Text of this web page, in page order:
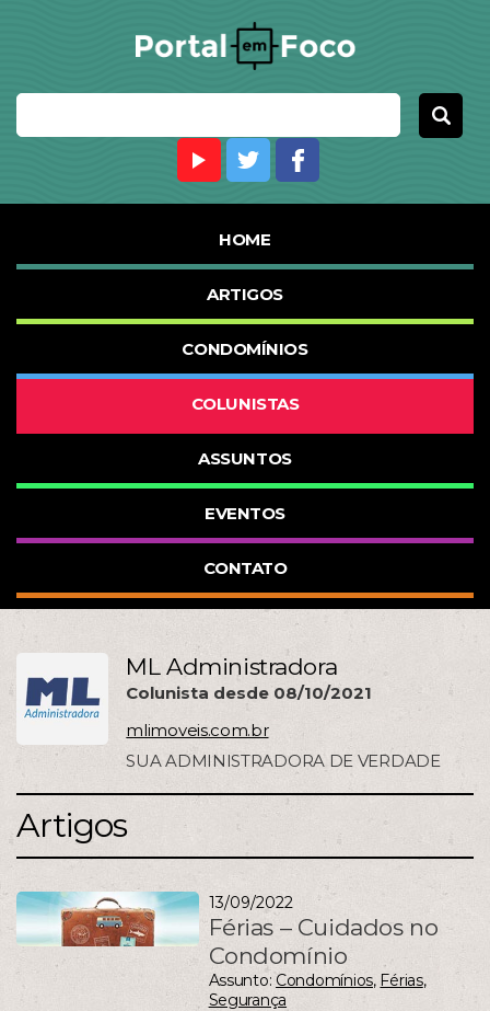
HOME
ARTIGOS
CONDOMÍNIOS
COLUNISTAS
ASSUNTOS
EVENTOS
CONTATO
ML Administradora
Colunista desde 08/10/2021
mlimoveis.com.br
SUA ADMINISTRADORA DE VERDADE
Artigos
13/09/2022
Férias – Cuidados no
Condomínio
Assunto: Condomínios, Férias,
Segurança